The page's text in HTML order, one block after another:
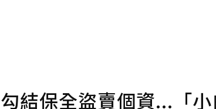
結保全盜賣個資...「